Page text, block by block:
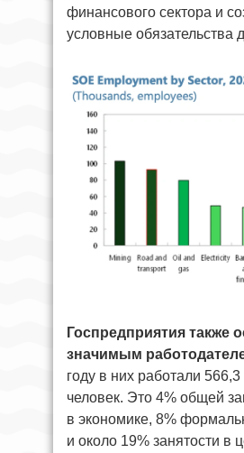
финансового сектора и
условные обязательства
Госпредприятия также
значимым
году в них работали
человек. Это 4% общей
в экономике, 8%
и около 19% занятости в